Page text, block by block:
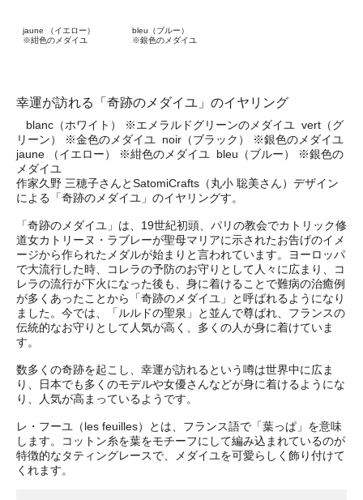
jaune （イエロー）
※紺色のメダイユ
bleu（ブルー）
※銀色のメダイユ
幸運が訪れる「奇跡のメダイユ」のイヤリング
blanc（ホワイト） ※エメラルドグリーンのメダイユ vert（グ
リーン） ※金色のメダイユ
noir（ブラック） ※銀色のメダイユ
jaune （イエロー） ※紺色のメダイユ
bleu（ブルー） ※銀色の
メダイユ
作家久野 三穂子さんとSatomiCrafts（丸小 聡美さん）デザイン
による「奇跡のメダイユ」のイヤリングす。
「奇跡のメダイユ」は、19世紀初頭、パリの教会でカトリック修
道女カトリーヌ・ラブレーが聖母マリアに示されたお告げのイメ
ージから作られたメダルが始まりと言われています。ヨーロッパ
で大流行した時、コレラの予防のお守りとして人々に広まり、コ
レラの流行が下火になった後も、身に着けることで難病の治癒例
が多くあったことから「奇跡のメダイユ」と呼ばれるようになり
ました。今では、「ルルドの聖泉」と並んで尊ばれ、フランスの
伝統的なお守りとして人気が高く、多くの人が身に着けていま
す。
数多くの奇跡を起こし、幸運が訪れるという噂は世界中に広ま
り、日本でも多くのモデルや女優さんなどが身に着けるようにな
り、人気が高まっているようです。
レ・フーユ（les feuilles）とは、フランス語で「葉っぱ」を意味
します。コットン糸を葉をモチーフにして編み込まれているのが
特徴的なタティングレースで、メダイユを可愛らしく飾り付けて
くれます。